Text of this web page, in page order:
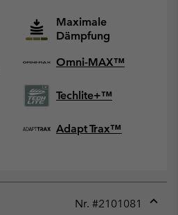
Maximale
Dämpfung
Omni-MAX™
Techlite+™
Adapt Trax™
Nr. #2101081